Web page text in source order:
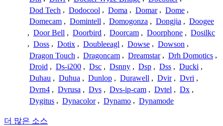
Dod Tech , Dodocool , Doma , Domar , Dome ,
Domecam , Domintell , Domogonza , Dongjia , Doogee
, Door Bell , Doorbird , Doorcam , Doorphone , Dosilkc
, Doss , Dotix , Doubleeagl , Dowse , Dowson ,
Dragon Touch , Dragoncam , Dreamstar , Drh Domotics ,
Droid , Ds-i200 , Dsc , Dsnny , Dsp , Dss , Ducki ,
Duhau , Duhua , Dunlop , Durawell , Dvir , Dvri ,
Dvrn4 , Dvrusa , Dvs , Dvs-ip-cam , Dvtel , Dx ,
Dygitus , Dynacolor , Dynamo , Dynamode
더 많은 소스